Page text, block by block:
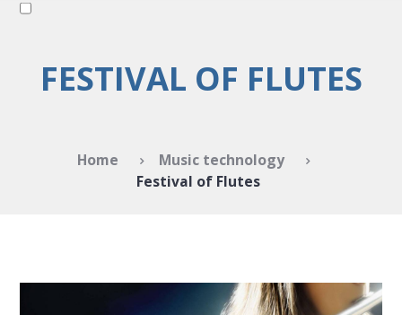
FESTIVAL OF FLUTES
Home
Music technology
Festival of Flutes